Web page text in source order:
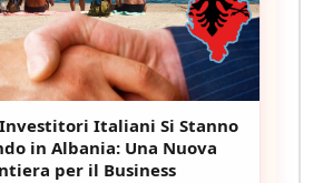
Italiani Si Stanno
in Albania: Una Nuova
per il Business